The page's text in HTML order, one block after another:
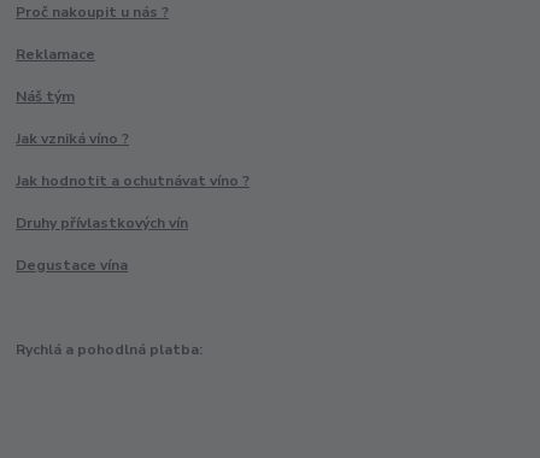
Proč nakoupit u nás ?
Reklamace
Náš tým
Jak vzniká víno ?
Jak hodnotit a ochutnávat víno ?
Druhy přívlastkových vín
Degustace vína
Rychlá a pohodlná platba: